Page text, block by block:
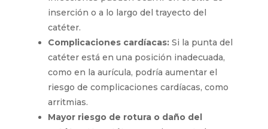
paciente.
Mayor riesgo de infección:
demasiado largo puede aumentar el riesgo
de infecciones, ya que hay más superficie
expuesta del catéter fuera del cuerpo. Las
infecciones pueden ocurrir en el sitio de
inserción o a lo largo del trayecto del
catéter.